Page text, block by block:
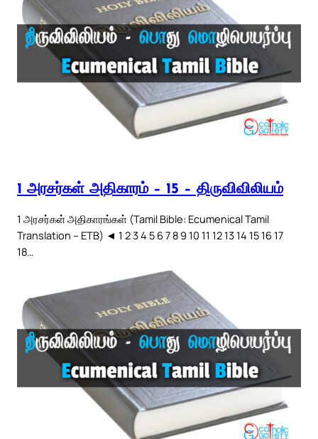
1 அரசர்கள் அதிகாரம் – 15 – திருவிவிலியம்
1 அரசர்கள் அதிகாரங்கள் (Tamil Bible: Ecumenical Tamil
Translation – ETB) ◄ 1 2 3 4 5 6 7 8 9 10 11 12 13 14 15 16 17
18…